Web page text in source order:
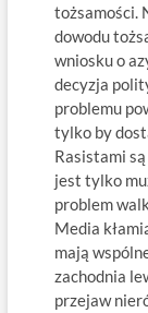
tożsamości.
dowodu
wniosku o
decyzja
problemu
tylko by
Rasistami
jest tylko
problem
Media
mają
zachodnia
przejaw